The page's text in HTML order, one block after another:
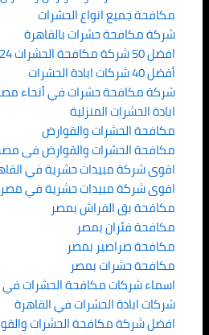
مكافحة جميع انواع الحشرات
شركة مكافحة حشرات بالقاهرة
افضل 50 شركة مكافحة الحشرات 2024
أفضل 40 شركات ابادة الحشرات
شركة مكافحة حشرات في أنحاء
ابادة الحشرات المنزلية
مكافحة الحشرات والقوارض
مكافحة الحشرات والقوارض فى مصر
اقوى شركة مبيدات حشرية في
اقوى شركة مبيدات حشرية في مصر
مكافحة بق الفراش بمصر
مكافحة فئران بمصر
مكافحة صراصير بمصر
مكافحة حشرات بمصر
اسماء شركات مكافحة الحشرات
شركات ابادة الحشرات في القاهرة
افضل شركة مكافحة الحشرات